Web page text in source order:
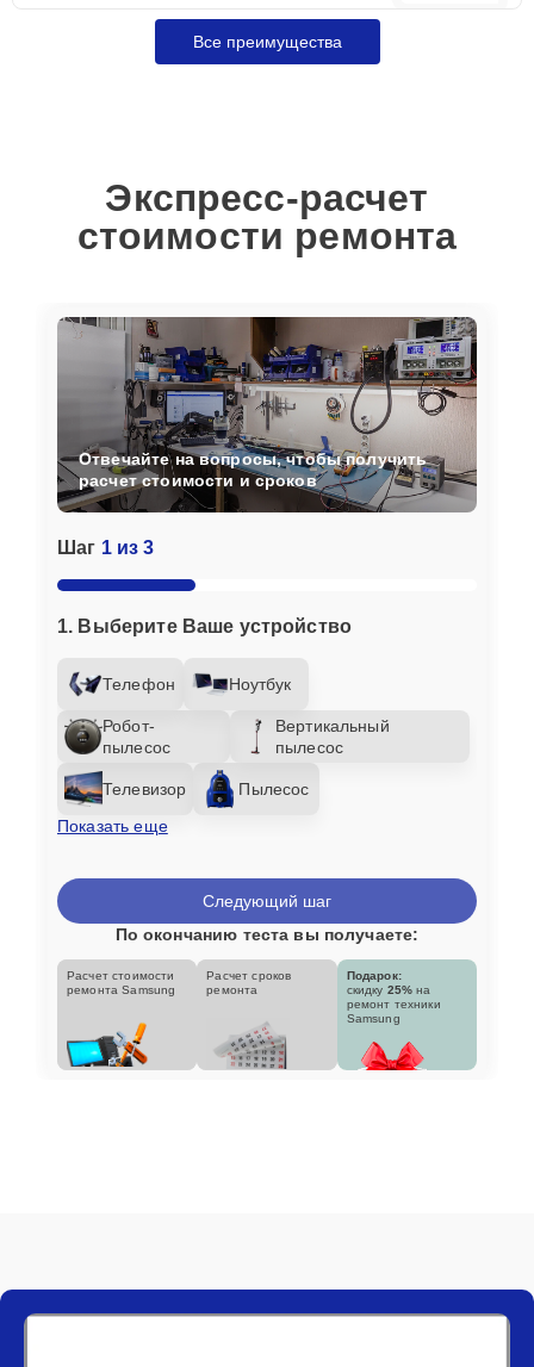
Все преимущества
Экспресс-расчет
стоимости ремонта
Шаг 1 из 3
1. Выберите Ваше устройство
Телефон Ноутбук
Робот-
пылесос
Вертикальный
пылесос
Телевизор
Пылесос
Показать еще
Отвечайте на вопросы, чтобы получить
расчет стоимости и сроков
Следующий шаг
По окончанию теста вы получаете:
Расчет стоимости
ремонта Samsung
Расчет сроков
ремонта
Подарок:
скидку 25% на
ремонт техники
Samsung